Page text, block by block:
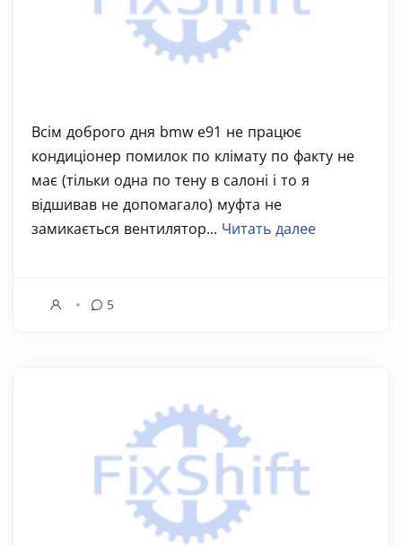
Всім доброго дня bmw e91 не працює
кондиціонер помилок по клімату по факту не
має (тільки одна по тену в салоні і то я
відшивав не допомагало) муфта не
замикається вентилятор... Читать далее
5